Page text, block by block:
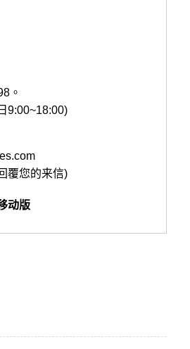
。
9:00~18:00)
覆您的来信)
动版